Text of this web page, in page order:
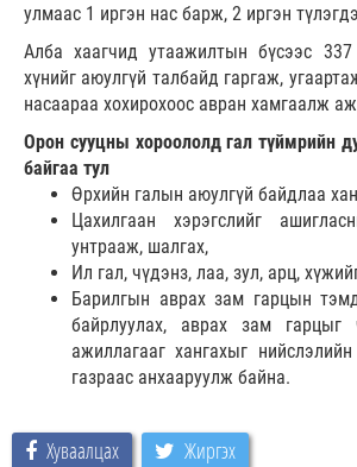
улмаас 1 иргэн нас барж, 2 иргэн
Алба хаагчид утаажилтын бүсээс
хүнийг аюулгүй талбайд гаргаж,
насаараа хохирохоос авран хамгаалж
Орон сууцны хороололд гал түймрийн
байгаа тул
Өрхийн галын аюулгүй байдлаа
Цахилгаан хэрэгслийг
унтрааж, шалгах,
Ил гал, чүдэнз, лаа, зул, арц,
Барилгын аврах зам гарцын
байрлуулах, аврах зам гарцыг
ажиллагааг хангахыг
газраас анхааруулж байна.
Хуваалцах Жиргэх